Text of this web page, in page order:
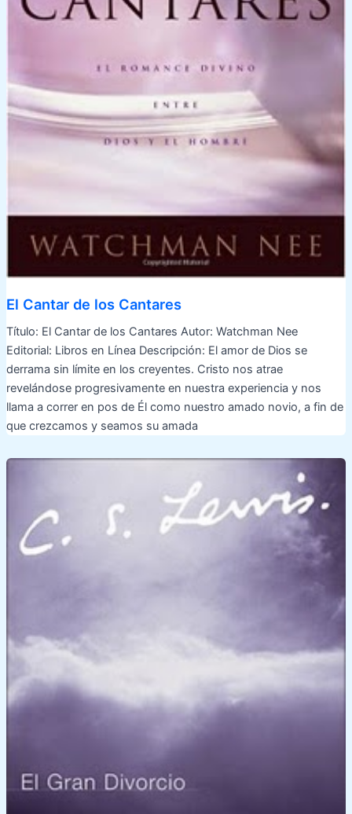
El Cantar de los Cantares
Título: El Cantar de los Cantares Autor: Watchman Nee
Editorial: Libros en Línea Descripción: El amor de Dios se
derrama sin límite en los creyentes. Cristo nos atrae
revelándose progresivamente en nuestra experiencia y nos
llama a correr en pos de Él como nuestro amado novio, a fin de
que crezcamos y seamos su amada